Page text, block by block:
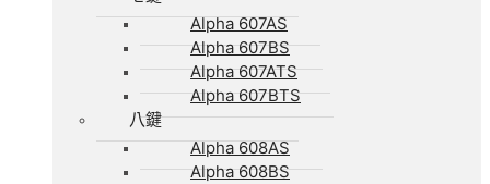
Alpha 607AS
Alpha 607BS
Alpha 607ATS
Alpha 607BTS
八鍵
Alpha 608AS
Alpha 608BS